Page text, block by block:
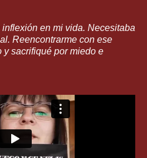
en mi vida. Necesitaba
Reencontrarme con ese
sacrifiqué por miedo e